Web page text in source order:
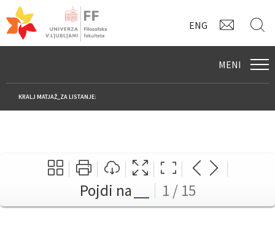
ENG
MENI
KRALJ MATJAŽ_ZA LISTANJE:
Pojdi na 1 / 15